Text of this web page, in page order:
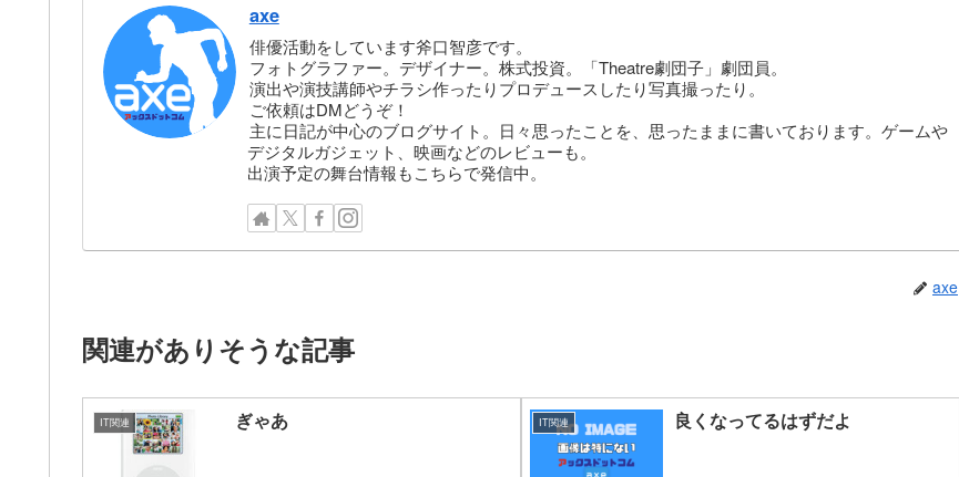
axe
俳優活動をしています斧口智彦です。
フォトグラファー。デザイナー。株式投資。「Theatre劇団子」劇団員。
演出や演技講師やチラシ作ったりプロデュースしたり写真撮ったり。
ご依頼はDMどうぞ！
主に日記が中心のブログサイト。日々思ったことを、思ったままに書いております。ゲームや
デジタルガジェット、映画などのレビューも。
出演予定の舞台情報もこちらで発信中。
axe
関連がありそうな記事
IT関連 ぎゃあ IT関連 良くなってるはずだよ